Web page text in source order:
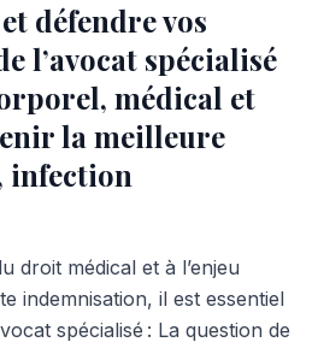
défendre vos
l’avocat spécialisé
médical et
la meilleure
infection
droit médical et à l’enjeu
indemnisation, il est essentiel
spécialisé : La question de